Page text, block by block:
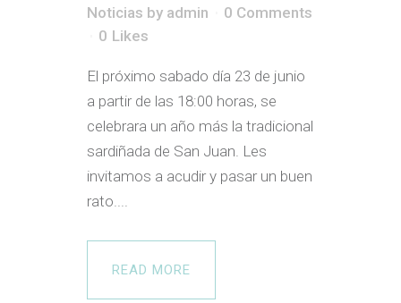
Noticias by admin
0 Comments
0 Likes
El próximo sabado día 23 de junio
a partir de las 18:00 horas, se
celebrara un año más la tradicional
sardiñada de San Juan. Les
invitamos a acudir y pasar un buen
rato....
READ MORE